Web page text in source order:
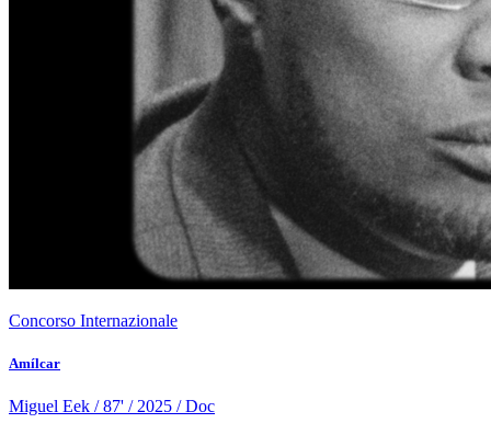
Concorso Internazionale
Amílcar
Miguel Eek / 87' / 2025 / Doc